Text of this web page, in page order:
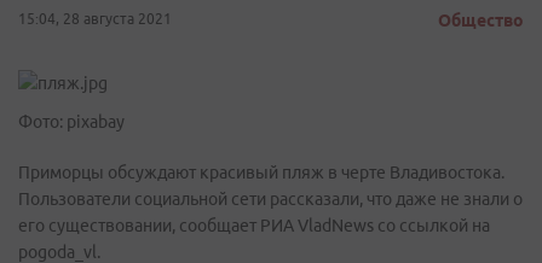
15:04, 28 августа 2021 Общество
Фото: pixabay
Приморцы обсуждают красивый пляж в черте Владивостока.
Пользователи социальной сети рассказали, что даже не знали о
его существовании, сообщает РИА VladNews со ссылкой на
pogoda_vl.